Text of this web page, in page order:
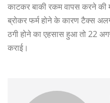
काटकर बाकी रकम वापस करने की
ब्रोकर फर्म होने के कारण टैक्स
ठगी होने का एहसास हुआ तो 22
कराई।